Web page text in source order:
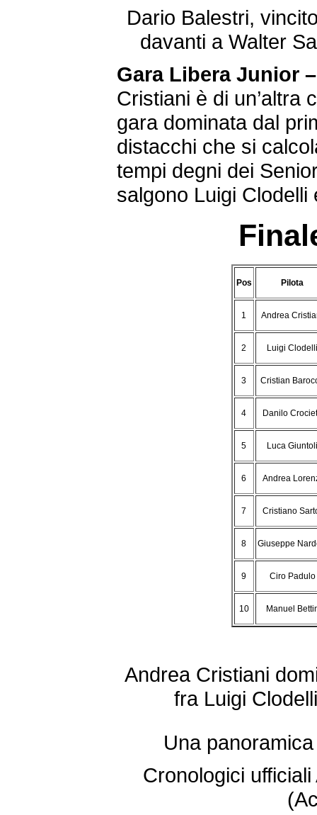
Dario Balestri,
davanti a Walter
Gara Libera Junior
Cristiani è di un’altra
gara dominata dal
distacchi che si
tempi degni dei
salgono Luigi
Pos Pilota
1 Andrea
2 Luigi Clodelli
3 Cristian
4 Danilo
5 Luca Giuntoli
6 Andrea
7 Cristiano
8 Giuseppe
9 Ciro Padulo
10 Manuel
Andrea Cristiani
fra Luigi
Una
Cronologici